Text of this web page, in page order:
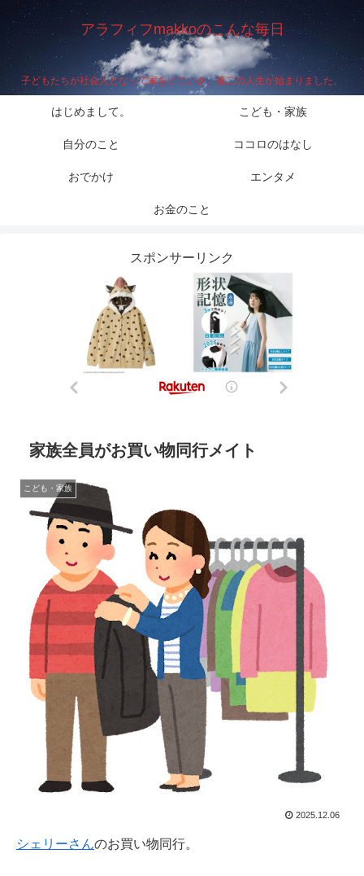
アラフィフmakkoのこんな毎日
子どもたちが社会人となって家を出ていき、第二の人生が始まりました。
はじめまして。 こども・家族
自分のこと ココロのはなし
おでかけ エンタメ
お金のこと
スポンサーリンク
家族全員がお買い物同行メイト
こども・家族
2025.12.06
シェリーさんのお買い物同行。